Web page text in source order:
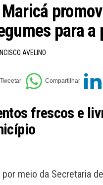
para a
AVELINO
frescos e
meio da Secretaria